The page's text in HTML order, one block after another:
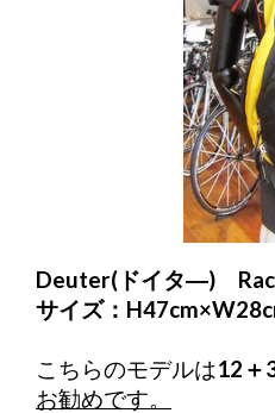
Deuter(ドイタ―)
サイズ：
こちらのモデルは12＋
お勧めです。